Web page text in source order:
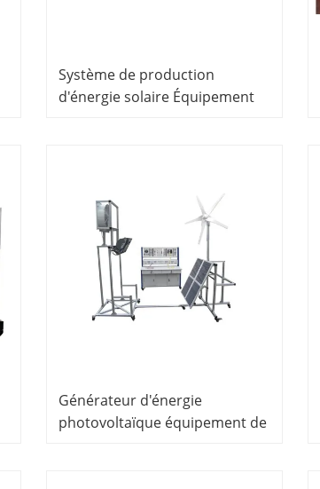
Système de production
d'énergie solaire Équipement
Générateur d'énergie
photovoltaïque équipement de